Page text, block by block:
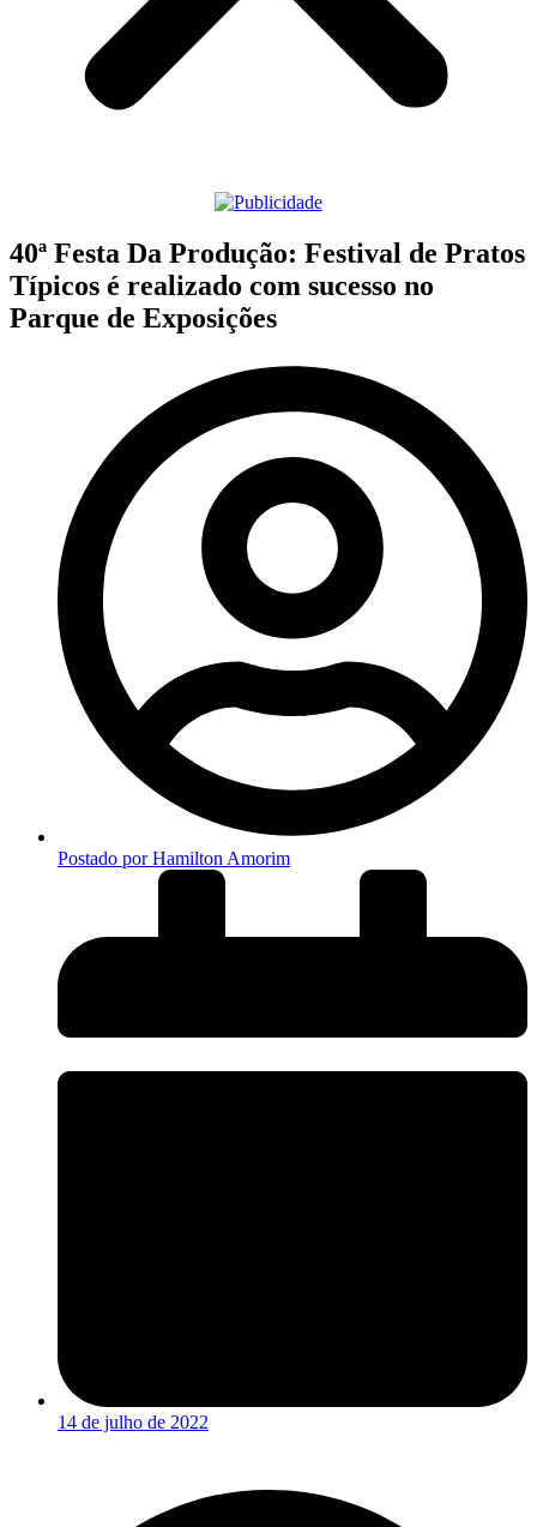
40ª Festa Da Produção: Festival de Pratos
Típicos é realizado com sucesso no
Parque de Exposições
Postado porHamilton Amorim
14 de julho de 2022